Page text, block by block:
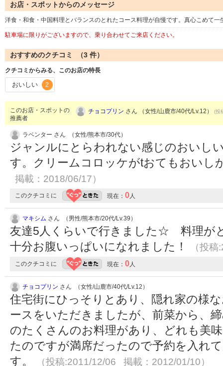
お店・スポットからのメッセージ
洋食・和食・中国料理とバランスのとれたコース料理が自慢です。真心こめて
駐車場に限りがございますので、乗り合わせてご来店ください。
おすすめのクチコミ （3 件）
クチコミからみる、このお店の特長
おいしい 2
このお店・スポットの
推薦者
チョコプリン さん （女性/山鹿市/40代/Lv.12） (投
ラベンター さん （女性/熊本市/30代）
ジャンルにとらわれない感じのおいし
す。クリームコロッケがtおてもおいし
掲載：2018/06/17）
このクチコミに 現在： 0 人
マキシム さん （男性/熊本市/20代/Lv.39）
友達5人くらいで行きました☆ 料理が
十分お腹いっぱいになれました！
（投
このクチコミに 現在： 0 人
チョコプリン さん （女性/山鹿市/40代/Lv.12）
住宅街にひっそりとあり、隠れ家の様
ースをいただきましたが、前菜から、
のたくさんのお料理があり、どれも美
たのですが満席だったので予約を入れ
す。
（投稿:2011/12/06 掲載：2012/01/10）